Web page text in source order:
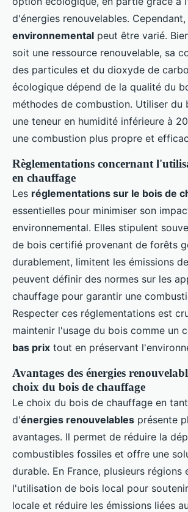
d'énergies renouvelables. Cependant,
environnemental peut être varié.
soit une ressource renouvelable, sa
des particules et du dioxyde de
écologique dépend de la qualité du
méthodes de combustion. Utiliser du
une teneur en humidité inférieure à
une combustion plus propre et
Règlementations concernant
en chauffage
Les réglementations sur le bois de
essentielles pour minimiser son
environnemental. Elles stipulent
de bois certifié provenant de forêts
durablement, limitent les émissions
peuvent définir des normes sur les
chauffage pour garantir une
Respecter ces réglementations est
maintenir l'usage du bois comme un
bas prix tout en préservant
Avantages des énergies
choix du bois de chauffage
Le choix du bois de chauffage en
d'énergies renouvelables présente
avantages. Il permet de réduire la
combustibles fossiles et offre une
durable. En France, plusieurs régions
l'utilisation de bois local pour
locale et réduire les émissions liées